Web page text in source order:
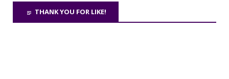
THANK YOU FOR LIKE!